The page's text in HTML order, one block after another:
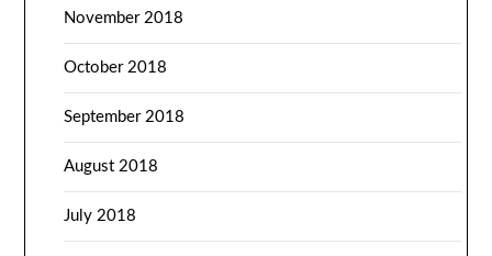
November 2018
October 2018
September 2018
August 2018
July 2018